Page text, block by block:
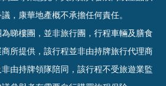
，康華地產概不承擔任何責任。
睇樓團，並非旅行團，行程車輛及膳食
所提供，該行程並非由持牌旅行代理商
由持牌領隊陪同，該行程不受旅遊業監